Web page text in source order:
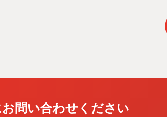
問い合わせください